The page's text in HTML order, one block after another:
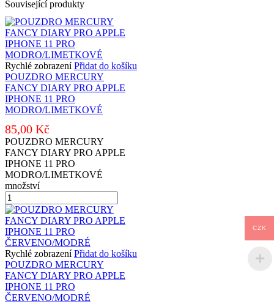
Související produkty
Rychlé zobrazení Přidat do košíku
POUZDRO MERCURY
FANCY DIARY PRO APPLE
IPHONE 11 PRO
MODRO/LIMETKOVÉ
85,00 Kč
POUZDRO MERCURY
FANCY DIARY PRO APPLE
IPHONE 11 PRO
MODRO/LIMETKOVÉ
množství
Rychlé zobrazení Přidat do košíku
POUZDRO MERCURY
FANCY DIARY PRO APPLE
IPHONE 11 PRO
ČERVENO/MODRÉ
CZK